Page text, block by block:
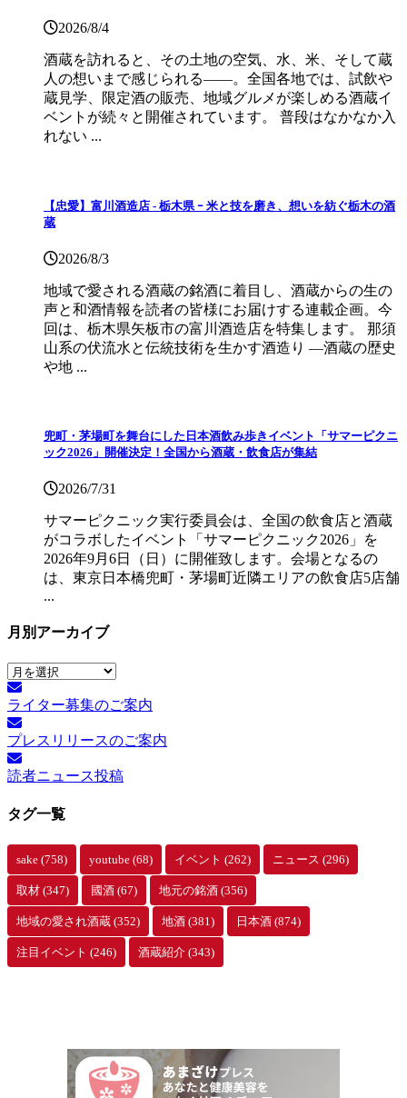
2026/8/4
酒蔵を訪れると、その土地の空気、水、米、そして蔵
人の想いまで感じられる——。全国各地では、試飲や
蔵見学、限定酒の販売、地域グルメが楽しめる酒蔵イ
ベントが続々と開催されています。 普段はなかなか入
れない ...
【忠愛】富川酒造店 ‐ 栃木県 ｰ 米と技を磨き、想いを紡ぐ栃木の酒
蔵
2026/8/3
地域で愛される酒蔵の銘酒に着目し、酒蔵からの生の
声と和酒情報を読者の皆様にお届けする連載企画。今
回は、栃木県矢板市の富川酒造店を特集します。 那須
山系の伏流水と伝統技術を生かす酒造り ―酒蔵の歴史
や地 ...
兜町・茅場町を舞台にした日本酒飲み歩きイベント「サマーピクニ
ック2026」開催決定！全国から酒蔵・飲食店が集結
2026/7/31
サマーピクニック実⾏委員会は、全国の飲⾷店と酒蔵
がコラボしたイベント「サマーピクニック2026」を
2026年9月6日（日）に開催致します。会場となるの
は、東京日本橋兜町・茅場町近隣エリアの飲食店5店舗
...
月別アーカイブ
月
別
ア
ー
カ
イ
ブ
ライター募集のご案内
プレスリリースのご案内
読者ニュース投稿
タグ一覧
sake (758) youtube (68) イベント (262) ニュース (296)
取材 (347) 國酒 (67) 地元の銘酒 (356)
地域の愛され酒蔵 (352) 地酒 (381) 日本酒 (874)
注目イベント (246) 酒蔵紹介 (343)